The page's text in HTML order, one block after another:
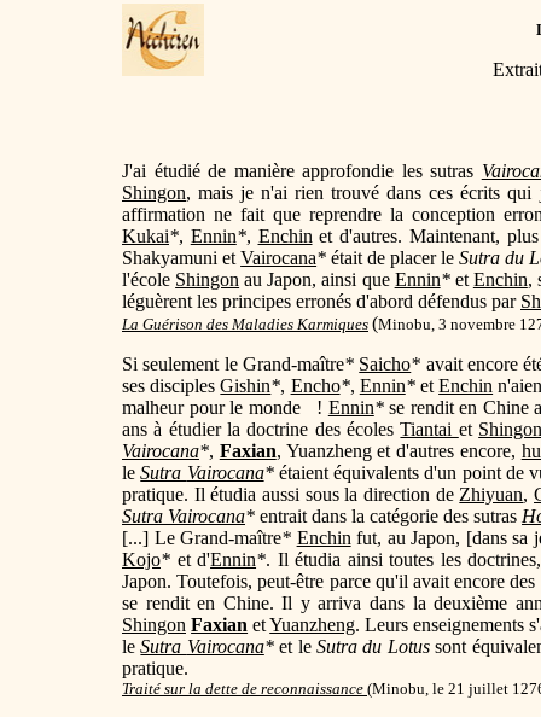
J'ai étudié de manière approfondie les sutras
Shingon, mais je n'ai rien trouvé dans ces écrits
affirmation ne fait que reprendre la conception
Kukai*, Ennin*, Enchin et d'autres. Maintenant,
Shakyamuni etVairocana* était de placer leSutra du
l'école Shingon au Japon, ainsi que Ennin*et Enchin,
léguèrent les principes erronés d'abord défendus par
La Guérison des Maladies Karmiques (Minobu, 3 novembre
Si seulement le Grand-maître* Saicho* avait encore
ses disciplesGishin*, Encho*, Ennin*etEnchin
malheur pour le monde ! Ennin*se rendit en Chine
ans à étudier la doctrine des écolesTiantai et
Vairocana*, Faxian, Yuanzheng et d'autres encore,
leSutra Vairocana*étaient équivalents d'un point de
pratique. Il étudia aussi sous la direction de Zhiyuan,
Sutra Vairocana* entrait dans la catégorie des sutras
[...] Le Grand-maître* Enchin fut, au Japon, [dans sa
Kojo* et d'Ennin*. Il étudia ainsi toutes les
Japon. Toutefois, peut-être parce qu'il avait encore
se rendit en Chine. Il y arriva dans la deuxième
Shingon Faxian etYuanzheng. Leurs enseignements
leSutra Vairocana*et le Sutra du Lotussont
pratique.
Traité sur la dette de reconnaissance (Minobu, le 21 juillet